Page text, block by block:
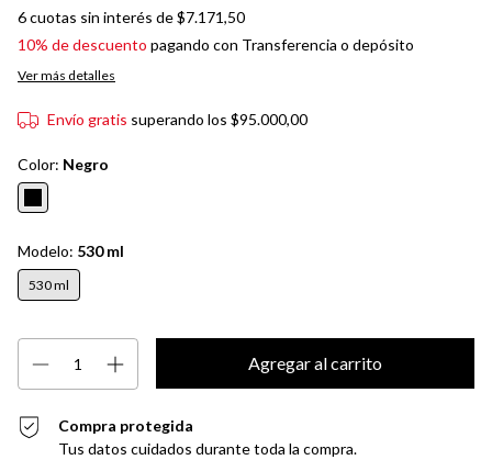
6cuotas sin interés de$7.171,50
10% de descuento pagando con Transferencia o depósito
Ver más detalles
Envío gratis superando los $95.000,00
Color: Negro
Modelo: 530 ml
530 ml
Compra protegida
Tus datos cuidados durante toda la compra.